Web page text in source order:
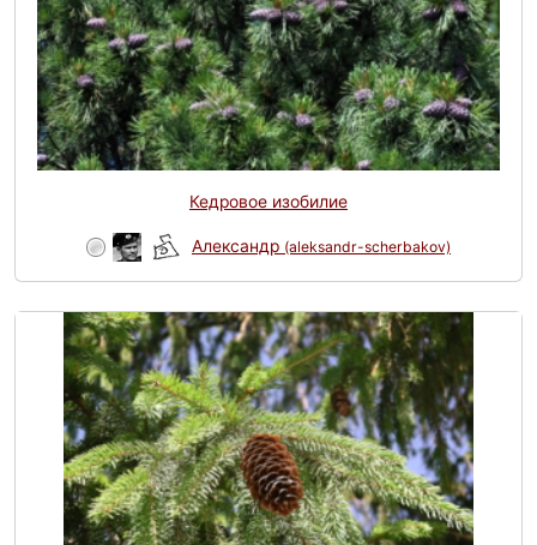
Кедровое изобилие
Александр (aleksandr-scherbakov)